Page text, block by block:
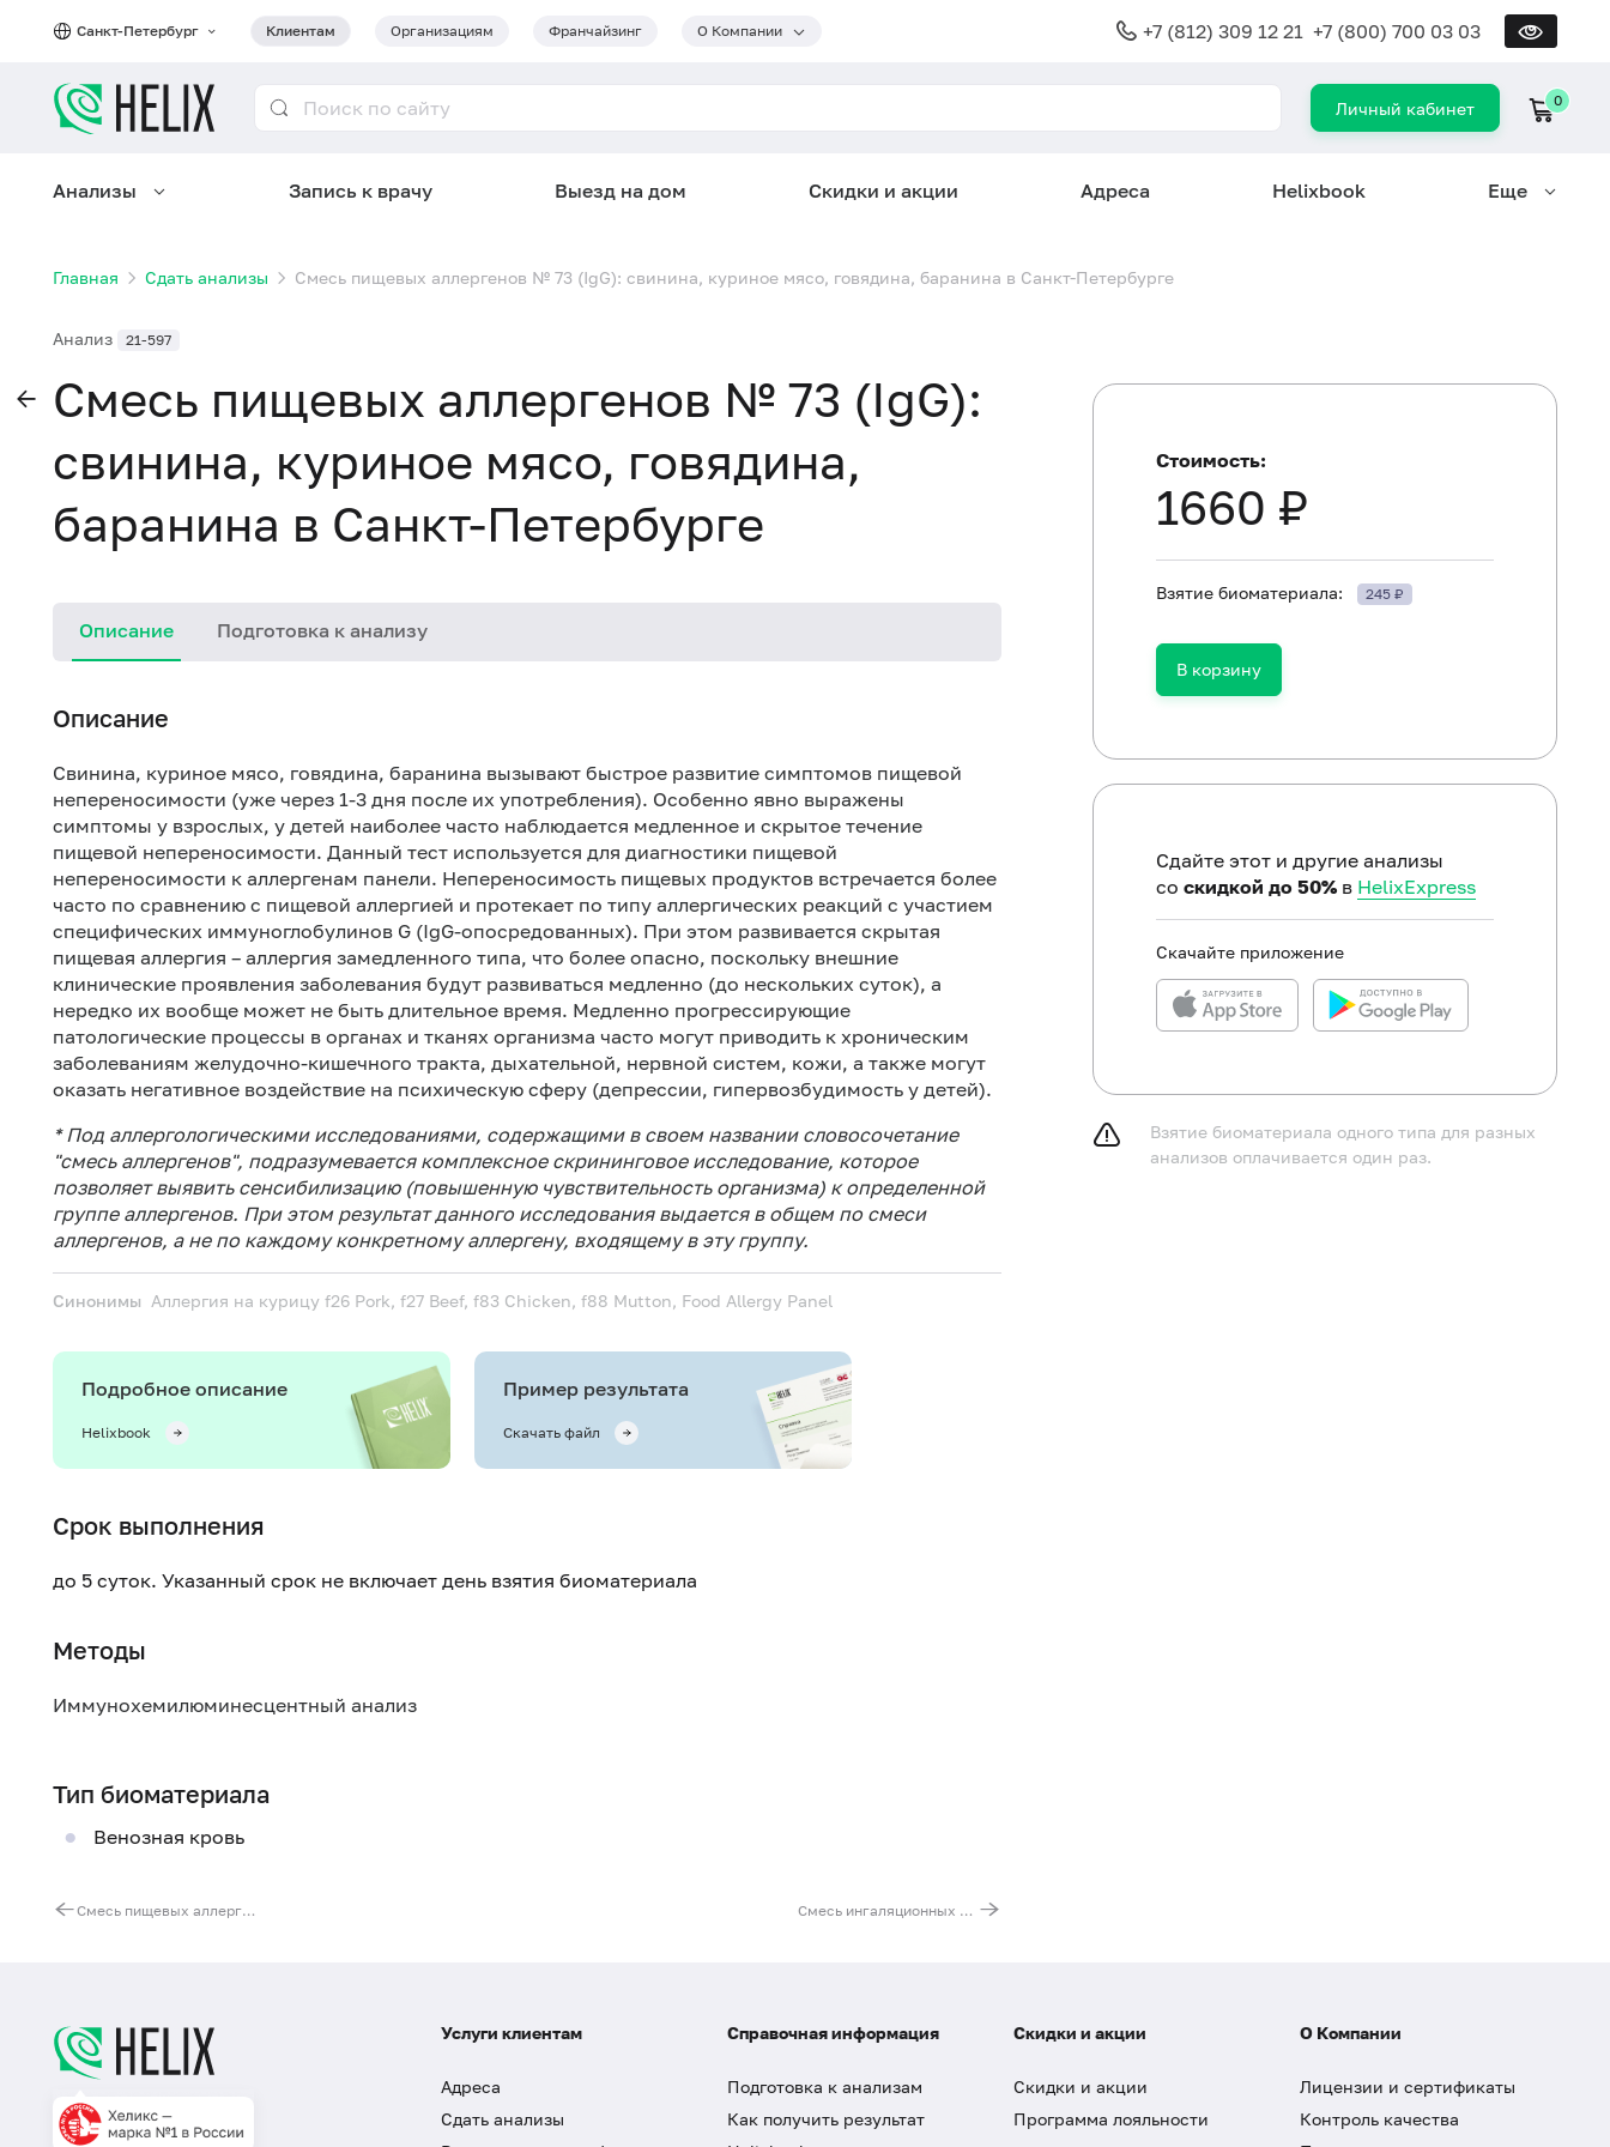
Санкт-Петербург Клиентам Организациям Франчайзинг О Компании +7 (812) 309 12 21 +7 (800) 700 03 03
Личный кабинет 0
Анализы Запись к врачу Выезд на дом Скидки и акции Адреса Helixbook Еще
Главная Сдать анализы Смесь пищевых аллергенов № 73 (IgG): свинина, куриное мясо, говядина, баранина в Санкт-Петербурге
Анализ 21-597
Смесь пищевых аллергенов № 73 (IgG):
свинина, куриное мясо, говядина,
баранина в Санкт-Петербурге
Описание Подготовка к анализу
Описание
Свинина, куриное мясо, говядина, баранина вызывают быстрое развитие симптомов пищевой
непереносимости (уже через 1-3 дня после их употребления). Особенно явно выражены
симптомы у взрослых, у детей наиболее часто наблюдается медленное и скрытое течение
пищевой непереносимости. Данный тест используется для диагностики пищевой
непереносимости к аллергенам панели. Непереносимость пищевых продуктов встречается более
часто по сравнению с пищевой аллергией и протекает по типу аллергических реакций с участием
специфических иммуноглобулинов G (IgG-опосредованных). При этом развивается скрытая
пищевая аллергия – аллергия замедленного типа, что более опасно, поскольку внешние
клинические проявления заболевания будут развиваться медленно (до нескольких суток), а
нередко их вообще может не быть длительное время. Медленно прогрессирующие
патологические процессы в органах и тканях организма часто могут приводить к хроническим
заболеваниям желудочно-кишечного тракта, дыхательной, нервной систем, кожи, а также могут
оказать негативное воздействие на психическую сферу (депрессии, гипервозбудимость у детей).
* Под аллергологическими исследованиями, содержащими в своем названии словосочетание
"смесь аллергенов", подразумевается комплексное скрининговое исследование, которое
позволяет выявить сенсибилизацию (повышенную чувствительность организма) к определенной
группе аллергенов. При этом результат данного исследования выдается в общем по смеси
аллергенов, а не по каждому конкретному аллергену, входящему в эту группу.
Синонимы Аллергия на курицу f26 Pork, f27 Beef, f83 Chicken, f88 Mutton, Food Allergy Panel
Подробное описание
Helixbook
Пример результата
Скачать файл
Срок выполнения
до 5 суток. Указанный срок не включает день взятия биоматериала
Методы
Иммунохемилюминесцентный анализ
Тип биоматериала
Венозная кровь
Смесь пищевых аллергенов № 51 (IgG): томаты, картофель, морковь, чеснок, горчица Смесь ингаляционных аллергенов № 1 (IgG): ежа сборная, тимофеевка, японский кедр, амброзия обыкновенная, полынь обыкновенная
Стоимость:
1660 ₽
Взятие биоматериала: 245 ₽
В корзину
Сдайте этот и другие анализы
со скидкой до 50% в HelixExpress
Скачайте приложение
Взятие биоматериала одного типа для разных
анализов оплачивается один раз.
Услуги клиентам
Адреса
Сдать анализы
Справочная информация
Подготовка к анализам
Как получить результат
Скидки и акции
Скидки и акции
Программа лояльности
О Компании
Лицензии и сертификаты
Контроль качества